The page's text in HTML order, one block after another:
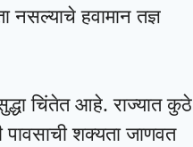
नसल्याचे हवामान तज्ञ
चिंतेत आहे. राज्यात कुठे
शक्यता जाणवत